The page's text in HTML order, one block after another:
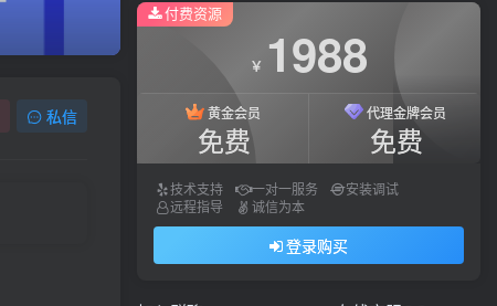
私信
付费资源
￥ 1988
黄金会员
免费
代理金牌会员
免费
技术支持 一对一服务
安装调试
远程指导
诚信为本
登录购买